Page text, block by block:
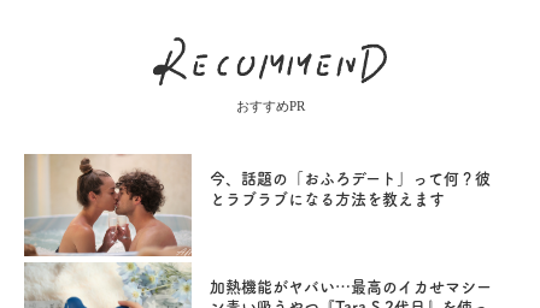
おすすめPR
今、話題の「おふろデート」って何？彼
とラブラブになる方法を教えます
加熱機能がヤバい…最高のイカせマシー